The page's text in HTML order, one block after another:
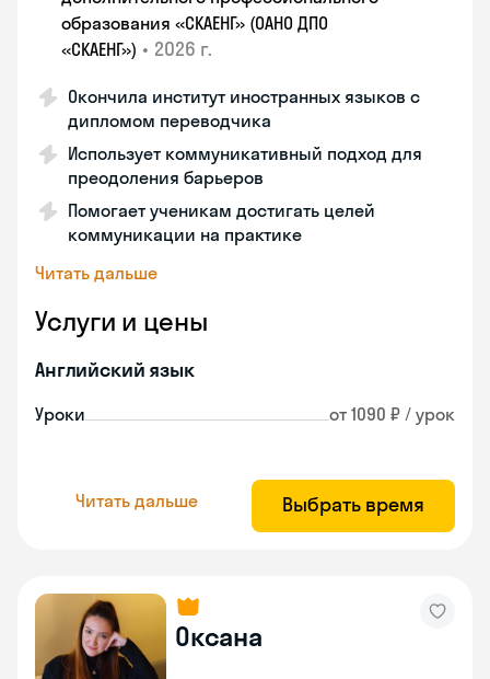
образования «СКАЕНГ» (ОАНО ДПО
«СКАЕНГ») • 2026 г.
Окончила институт иностранных языков с
дипломом переводчика
Использует коммуникативный подход для
преодоления барьеров
Помогает ученикам достигать целей
коммуникации на практике
Читать дальше
Услуги и цены
Английский язык
Уроки от 1090 ₽ / урок
Читать дальше Выбрать время
Оксана